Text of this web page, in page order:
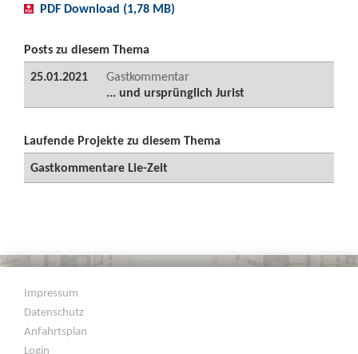
PDF Download (1,78 MB)
Posts zu diesem Thema
25.01.2021
Gastkommentar
... und ursprünglich Jurist
Laufende Projekte zu diesem Thema
Gastkommentare Lie-Zeit
Impressum
Datenschutz
Anfahrtsplan
Login